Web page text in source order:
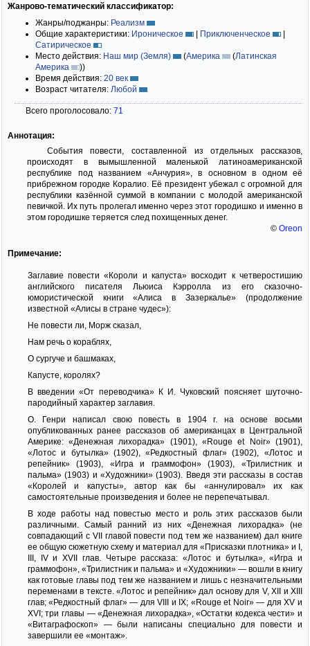
Жанрово-тематический классификатор:
Жанры/поджанры: Реализм
Общие характеристики: Ироническое | Приключенческое
|
Сатирическое
Место действия: Наш мир (Земля) (Америка (Латинская
Америка
))
Время действия: 20 век
Возраст читателя: Любой
Всего проголосовало: 71
Аннотация:
События повести, составленной из отдельных рассказов,
происходят в вымышленной маленькой латиноамериканской
республике под названием «Анчурия», в основном в одном её
прибрежном городке Коралио. Её президент убежал с огромной для
республики казённой суммой в компании с молодой американской
певичкой. Их путь пролегал именно через этот городишко и именно в
этом городишке теряется след похищенных денег.
© Oreon
Примечание:
Заглавие повести «Короли и капуста» восходит к четверостишию
английского писателя Льюиса Кэрролла из его сказочно-
юмористической книги «Алиса в Зазеркалье» (продолжение
известной «Алисы в стране чудес»):
Не повести ли, Морж сказал,
Нам речь о кораблях,
О сургуче и башмаках,
Капусте, королях?
В введении «От переводчика» К И. Чуковский поясняет шуточно-
пародийный характер заглавия.
О. Генри написал свою повесть в 1904 г. на основе восьми
опубликованных ранее рассказов об американцах в Центральной
Америке: «Денежная лихорадка» (1901), «Rouge et Noir» (1901),
«Лотос и бутылка» (1902), «Редкостный флаг» (1902), «Лотос и
репейник» (1903), «Игра и граммофон» (1903), «Трилистник и
пальма» (1903) и «Художники» (1903). Введя эти рассказы в состав
«Королей и капусты», автор как бы «аннулировал» их как
самостоятельные произведения и более не перепечатывал.
В ходе работы над повестью место и роль этих рассказов были
различными. Самый ранний из них «Денежная лихорадка» (не
совпадающий с VII главой повести под тем же названием) дал книге
ее общую сюжетную схему и материал для «Присказки плотника» и I,
III, IV и XVII глав. Четыре рассказа: «Лотос и бутылка», «Игра и
граммофон», «Трилистник и пальма» и «Художники» — вошли в книгу
как готовые главы под тем же названием и лишь с незначительными
переменами в тексте. «Лотос и репейник» дал основу для V, XII и XIII
глав; «Редкостный флаг» — для VIII и IX; «Rouge et Noir» — для XV и
XVI; три главы — «Денежная лихорадка», «Остатки кодекса чести» и
«Витаграфоскоп» — были написаны специально для повести и
завершили ее «монтаж».